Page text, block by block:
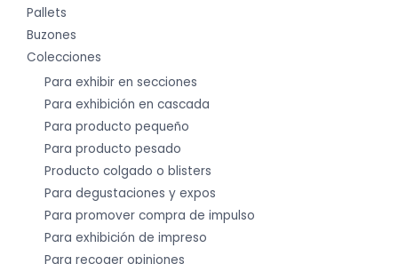
Pallets
Buzones
Colecciones
Para exhibir en secciones
Para exhibición en cascada
Para producto pequeño
Para producto pesado
Producto colgado o blisters
Para degustaciones y expos
Para promover compra de impulso
Para exhibición de impreso
Para recoger opiniones